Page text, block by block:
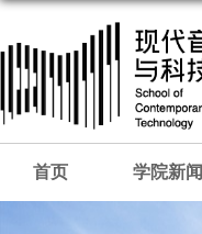
首页 学院新闻